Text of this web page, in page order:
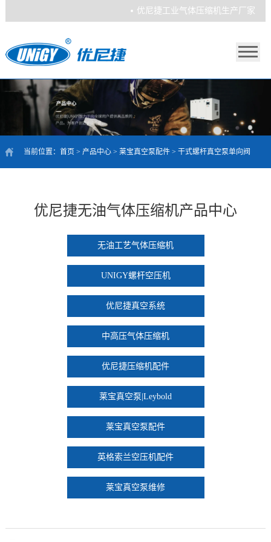
优尼捷工业气体压缩机生产厂家
当前位置： 首页 > 产品中心> 莱宝真空泵配件> 干式螺杆真空泵单向阀
优尼捷无油气体压缩机产品中心
无油工艺气体压缩机
UNIGY螺杆空压机
优尼捷真空系统
中高压气体压缩机
优尼捷压缩机配件
莱宝真空泵|Leybold
莱宝真空泵配件
英格索兰空压机配件
莱宝真空泵维修